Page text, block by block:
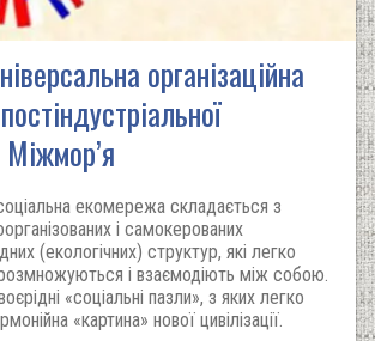
організаційна
екомережа складається з
і самокерованих
(екологічних) структур, які легко
і взаємодіють між собою.
«соціальні пазли», з яких легко
«картина» нової цивілізації.